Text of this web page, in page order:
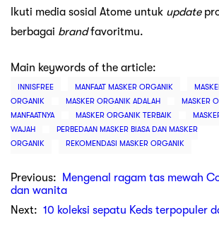
Ikuti media sosial Atome untuk update
berbagai brandfavoritmu.
Main keywords of the article:
INNISFREE MANFAAT MASKER ORGANIK
ORGANIK
MASKER ORGANIK ADALAH
MASKER
MANFAATNYA
MASKER ORGANIK TERBAIK
WAJAH
PERBEDAAN MASKER BIASA DAN MASKER
ORGANIK
REKOMENDASI MASKER ORGANIK
Previous:
Mengenal ragam tas mewah
dan wanita
Next: 10 koleksi sepatu Keds terpopuler